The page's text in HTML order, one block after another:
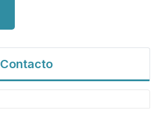
Contacto